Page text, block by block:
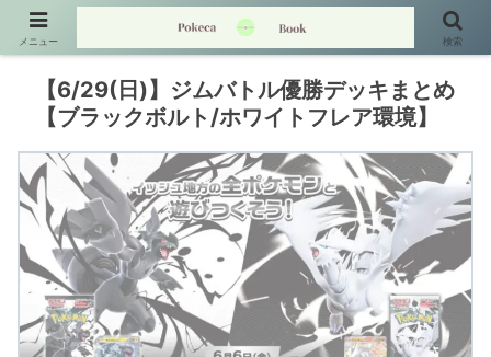
【6/29(日)】ジムバトル優勝デッキまとめ
【ブラックボルト/ホワイトフレア環境】
メニュー 検索